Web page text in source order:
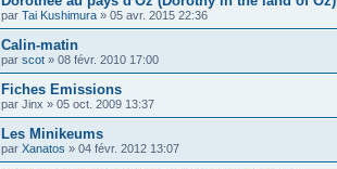
par Tai Kushimura » 05 avr. 2015 22:36
Calin-matin
par scot » 08 févr. 2010 17:00
Fiches Emissions
par Jinx » 05 oct. 2009 13:37
Les Minikeums
par Xanatos » 04 févr. 2012 13:07